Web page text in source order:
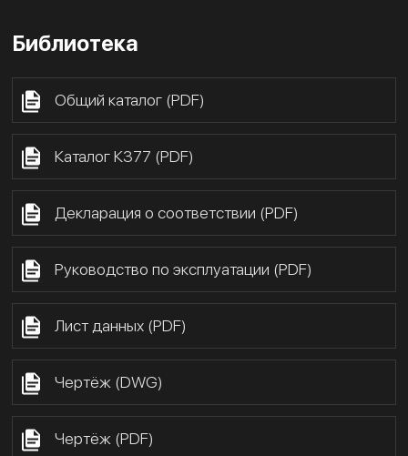
Библиотека
Общий каталог (PDF)
Каталог К377 (PDF)
Декларация о соответствии (PDF)
Руководство по эксплуатации (PDF)
Лист данных (PDF)
Чертёж (DWG)
Чертёж (PDF)